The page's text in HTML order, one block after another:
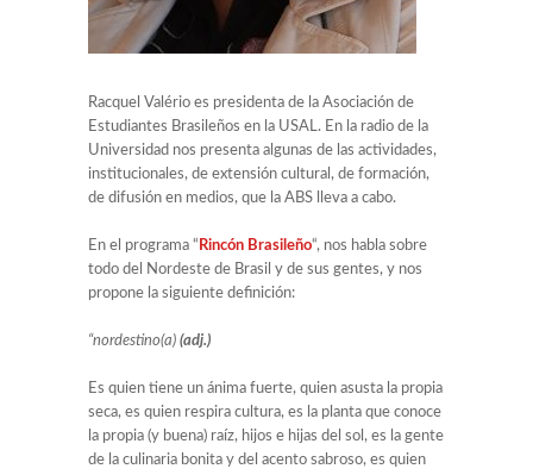
Racquel Valério es presidenta de la Asociación de
Estudiantes Brasileños en la USAL. En la radio de la
Universidad nos presenta algunas de las actividades,
institucionales, de extensión cultural, de formación,
de difusión en medios, que la ABS lleva a cabo.
En el programa “ Rincón Brasileño“, nos habla sobre
todo del Nordeste de Brasil y de sus gentes, y nos
propone la siguiente definición:
“nordestino(a) (adj.)
Es quien tiene un ánima fuerte, quien asusta la propia
seca, es quien respira cultura, es la planta que conoce
la propia (y buena) raíz, hijos e hijas del sol, es la gente
de la culinaria bonita y del acento sabroso, es quien